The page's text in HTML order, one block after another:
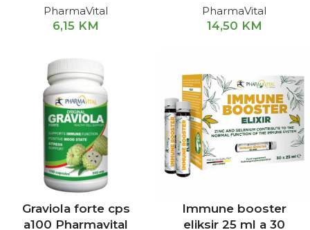
PharmaVital
6,15 KM
PharmaVital
14,50 KM
Graviola forte cps
a100 Pharmavital
Immune booster
eliksir 25 ml a 30